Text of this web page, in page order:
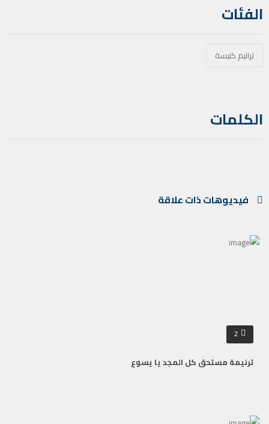
الفئات
ترانيم كنيسة
الكلمات
فيديوهات ذات علاقة
2
ترنيمة مستحق كل المجد يا يسوع